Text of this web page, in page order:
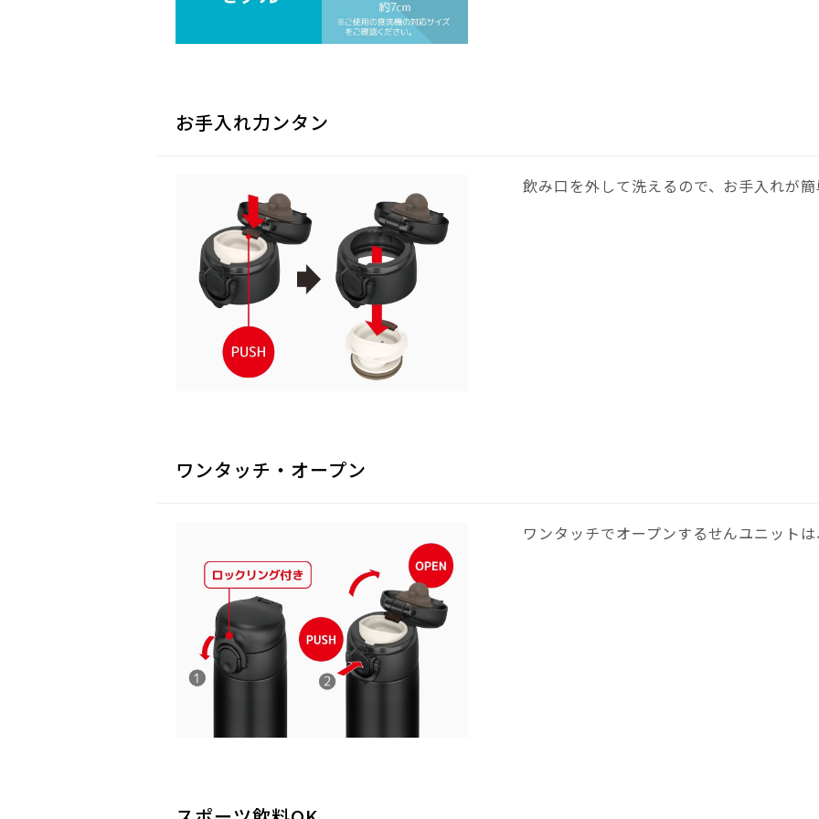
お手入れ力ンタン
飲み口を外して洗えるので、お手入れが
ワンタッチ・オープン
ワンタッチでオープンするせんユニット